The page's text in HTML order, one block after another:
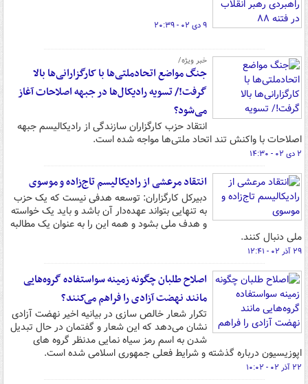
۹ دی ۰۲ - ۲۰:۳۹
خبر ویژه/
جنگ مواضع اتحادملتی‌ها با کارگزارانی‌ها بالا
گرفت!/ تسویه رادیکال‌ها در جبهه اصلاحات آغاز
می‌شود؟
انتقاد حزب کارگزاران سازندگی از رادیکالیسم جبهه
اصلاحات با واکنش تند اتحاد ملتی‌ها مواجه شده است.
۲ دی ۰۲ - ۱۴:۳۰
انتقاد مرعشی از رادیکالیسم تاج‌زاده و موسوی
دبیرکل کارگزاران: توسعه هدفی نیست که یک حزب
به تنهایی بتواند عهده‌دار آن باشد و باید یک خواسته
و هدف ملی بشود و همه این را به ‌عنوان یک مطالبه
ملی دنبال کنند.
۲۹ آذر ۰۲ - ۱۲:۴۱
اصلاح طلبان چگونه زمینه سواستفاده گروه‌هایی
مانند نهضت آزادی را فراهم می‌کنند؟
تکرار شعار خالص سازی در بیانیه اخیر نهضت آزادی
نشان می‌دهد که این شعار و گفتمان در حال تبدیل
شدن به اسم رمز سیاه نمایی مدنظر گروه های
اپوزیسیون درباره گذشته و شرایط فعلی جمهوری اسلامی شده است.
۲۲ آذر ۰۲ - ۱۰:۰۲